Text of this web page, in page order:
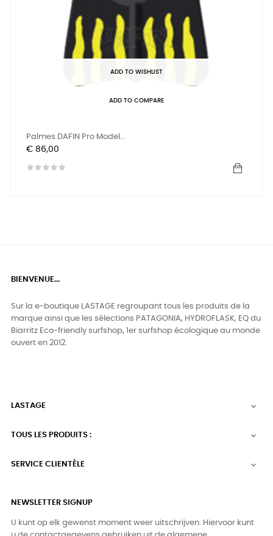
ADD TO WISHLIST
ADD TO COMPARE
Palmes DAFIN Pro Model...
Prijs
€ 86,00
BIENVENUE...
Sur la e-boutique LASTAGE regroupant tous les produits de la
marque ainsi que les sélections PATAGONIA, HYDROFLASK, EQ du
Biarritz Eco-friendly surfshop, 1er surfshop écologique au monde
ouvert en 2012.
LASTAGE 
TOUS LES PRODUITS : 
SERVICE CLIENTÈLE 
NEWSLETTER SIGNUP
U kunt op elk gewenst moment weer uitschrijven. Hiervoor kunt